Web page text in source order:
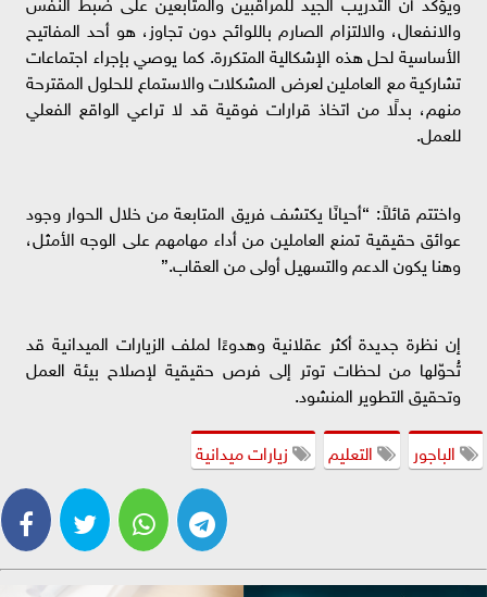
والانفعال، والالتزام الصارم باللوائح دون تجاوز، هو أحد المفاتيح
الأساسية لحل هذه الإشكالية المتكررة. كما يوصي بإجراء اجتماعات
تشاركية مع العاملين لعرض المشكلات والاستماع للحلول المقترحة
منهم، بدلًا من اتخاذ قرارات فوقية قد لا تراعي الواقع الفعلي
للعمل.
واختتم قائلاً: “أحيانًا يكتشف فريق المتابعة من خلال الحوار وجود
عوائق حقيقية تمنع العاملين من أداء مهامهم على الوجه الأمثل،
وهنا يكون الدعم والتسهيل أولى من العقاب.”
إن نظرة جديدة أكثر عقلانية وهدوءًا لملف الزيارات الميدانية قد
تُحوّلها من لحظات توتر إلى فرص حقيقية لإصلاح بيئة العمل
وتحقيق التطوير المنشود.
الباجور
التعليم زيارات ميدانية